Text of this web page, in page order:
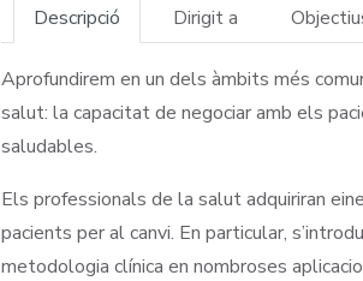
Descripció Dirigit a
Aprofundirem en un dels àmbits més
salut: la capacitat de negociar amb els
saludables.
Els professionals de la salut adquiriran
pacients per al canvi. En particular,
metodologia clínica en nombroses